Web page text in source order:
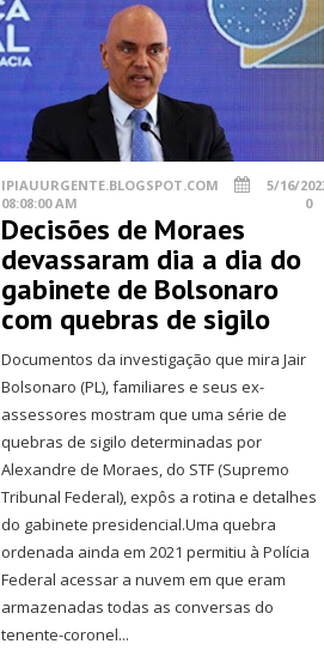
IPIAUURGENTE.BLOGSPOT.COM
5/16/
08:08:00 AM
0
Decisões de Moraes
devassaram dia a dia do
gabinete de Bolsonaro
com quebras de sigilo
Documentos da investigação que mira Jair
Bolsonaro (PL), familiares e seus ex-
assessores mostram que uma série de
quebras de sigilo determinadas por
Alexandre de Moraes, do STF (Supremo
Tribunal Federal), expôs a rotina e detalhes
do gabinete presidencial.Uma quebra
ordenada ainda em 2021 permitiu à Polícia
Federal acessar a nuvem em que eram
armazenadas todas as conversas do
tenente-coronel...